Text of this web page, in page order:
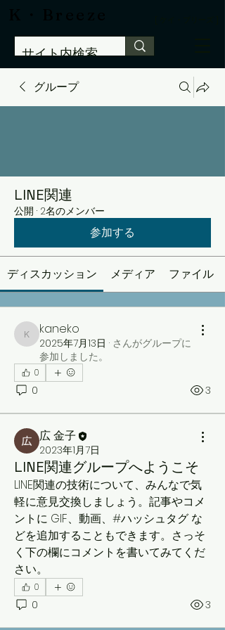
グループ
LINE関連
公開 · 2名のメンバー
参加する
ディスカッション メディア ファイル
kaneko
kaneko
2025年7月13日 · さんがグループに
参加しました。
0
0 3
広 金子
2023年1月7日
LINE関連グループへようこそ
LINE関連の技術について、みんなで気
軽に意見交換しましょう。記事やコメ
ントに GIF、動画、#ハッシュタグ な
どを追加することもできます。さっそ
く下の欄にコメントを書いてみてくだ
さい。
0
0 3